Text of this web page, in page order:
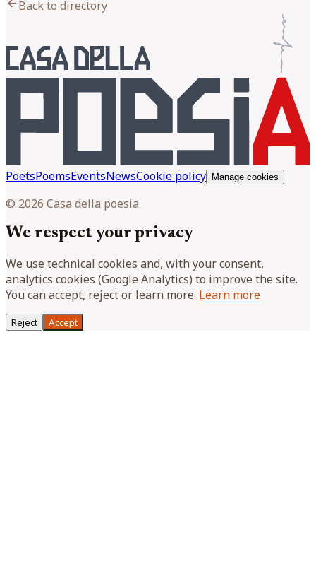
arrow_backBack to directory
PoetsPoemsEventsNewsCookie policy Manage cookies
© 2026 Casa della poesia
We respect your privacy
We use technical cookies and, with your consent,
analytics cookies (Google Analytics) to improve the site.
You can accept, reject or learn more. Learn more
Reject Accept